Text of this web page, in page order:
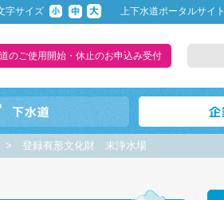
字サイズ 上下水道ポータルサイト
のご使用開始・休止のお申込み受付
> 登録有形文化財 末浄水場